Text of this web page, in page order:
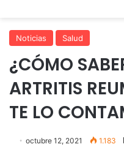
Noticias Salud
¿CÓMO
ARTRITIS
TE LO
octubre 12, 2021 1.183